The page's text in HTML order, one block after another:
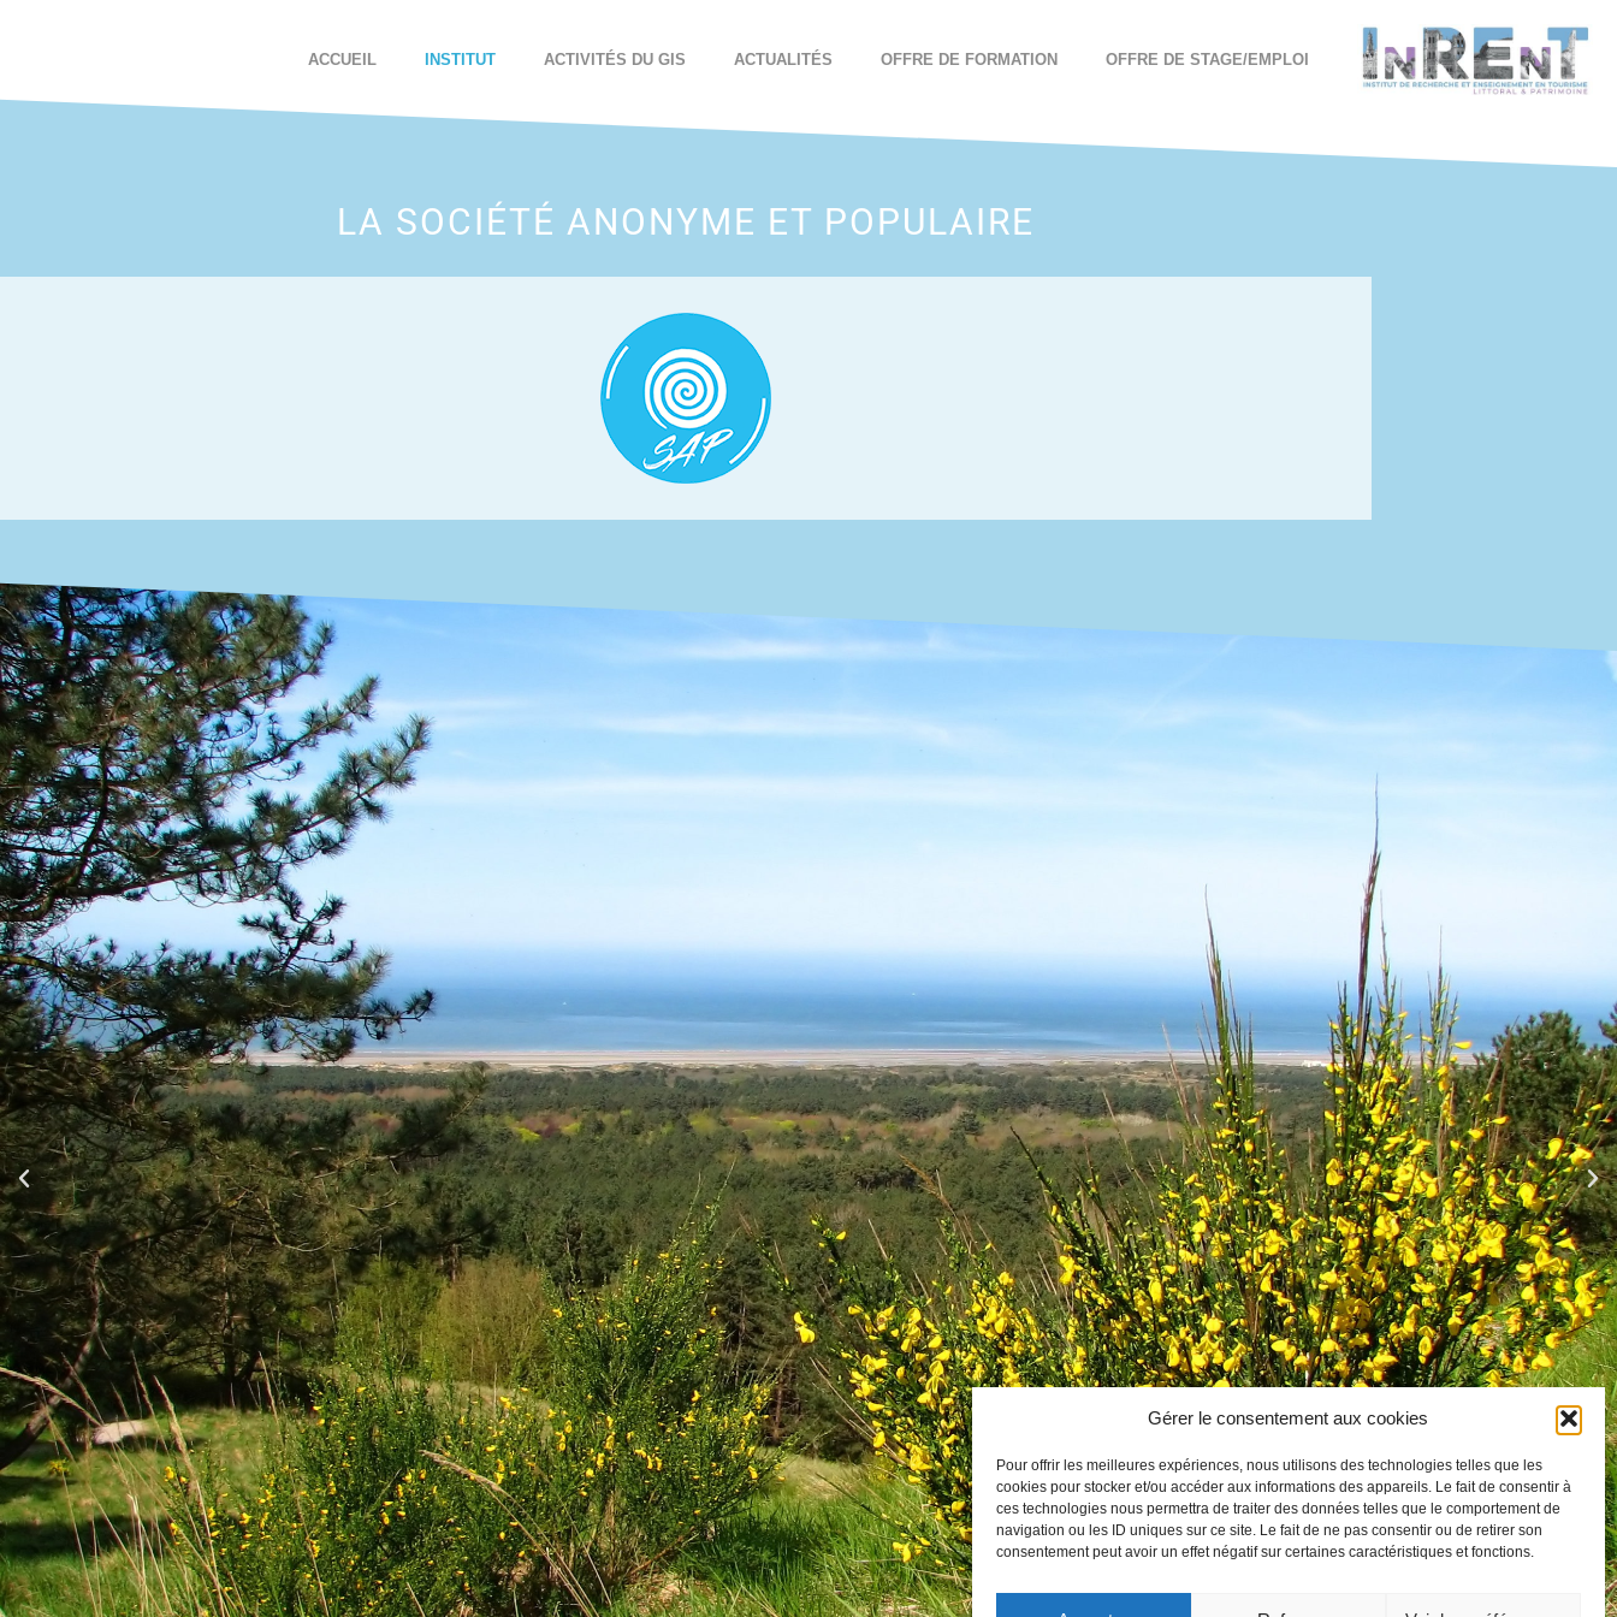
Gérer le consentement aux cookies
Pour offrir les meilleures expériences, nous utilisons des technologies telles que les
cookies pour stocker et/ou accéder aux informations des appareils. Le fait de consentir à
ces technologies nous permettra de traiter des données telles que le comportement de
navigation ou les ID uniques sur ce site. Le fait de ne pas consentir ou de retirer son
consentement peut avoir un effet négatif sur certaines caractéristiques et fonctions.
ACCUEIL INSTITUT ACTIVITÉS DU GIS ACTUALITÉS OFFRE DE FORMATION OFFRE DE STAGE/EMPLOI
LA SOCIÉTÉ ANONYME ET POPULAIRE